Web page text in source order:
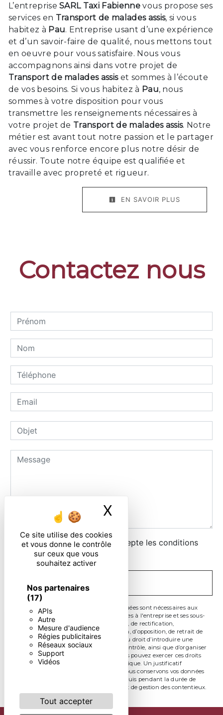
Ce site utilise des cookies
et vous donne le contrôle
sur ceux que vous
souhaitez activer
Nos partenaires
(17)
APIs
Autre
Mesure d'audience
Régies publicitaires
Réseaux sociaux
Support
Vidéos
Tout accepter
X
L’entrepriseSARL Taxi Fabiennevous propose ses
services en Transport de malades assis, si vous
habitez à Pau. Entreprise usant d’une expérience
et d’un savoir-faire de qualité, nous mettons tout
en oeuvre pour vous satisfaire. Nous vous
accompagnons ainsi dans votre projet de
Transport de malades assiset sommes à l’écoute
de vos besoins. Si vous habitez à Pau, nous
sommes à votre disposition pour vous
transmettre les renseignements nécessaires à
votre projet de Transport de malades assis. Notre
métier est avant tout notre passion et le partager
avec vous renforce encore plus notre désir de
réussir. Toute notre équipe est qualifiée et
travaille avec propreté et rigueur.
EN SAVOIR PLUS
Contactez nous
En cochant cette case, j'accepte les conditions
particulières ci-dessous **
** Les données personnelles communiquées sont nécessaires aux
fins de vous contacter. Elles sont destinées à l'entreprise et ses sous-
traitants. Vous disposez de droits d’accès, de rectification,
d’effacement, de portabilité, de limitation, d’opposition, de retrait de
votre consentement à tout moment et du droit d’introduire une
réclamation auprès d’une autorité de contrôle, ainsi que d’organiser
le sort de vos données post-mortem. Vous pouvez exercer ces droits
par voie postale ou par courrier électronique. Un justificatif
d'identité pourra vous être demandé. Nous conservons vos données
pendant la période de prise de contact puis pendant la durée de
prescription légale aux fins probatoire et de gestion des contentieux.